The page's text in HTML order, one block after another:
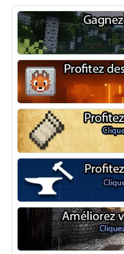
Optifine
NeoForge
Minecraft Fabric
Minecraft Forge
Shaders Minecraft